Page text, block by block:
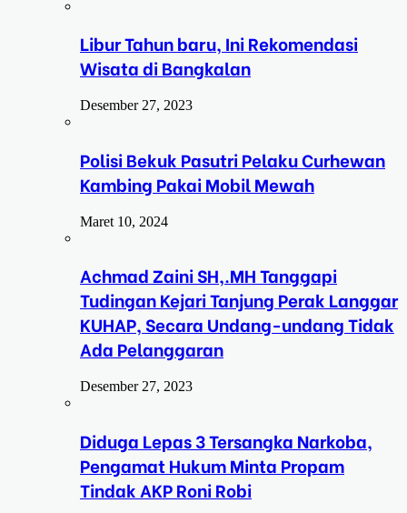
Libur Tahun baru, Ini Rekomendasi
Wisata di Bangkalan
Desember 27, 2023
Polisi Bekuk Pasutri Pelaku Curhewan
Kambing Pakai Mobil Mewah
Maret 10, 2024
Achmad Zaini SH,.MH Tanggapi
Tudingan Kejari Tanjung Perak Langgar
KUHAP, Secara Undang-undang Tidak
Ada Pelanggaran
Desember 27, 2023
Diduga Lepas 3 Tersangka Narkoba,
Pengamat Hukum Minta Propam
Tindak AKP Roni Robi